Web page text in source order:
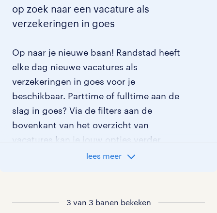
op zoek naar een vacature als
verzekeringen in goes
Op naar je nieuwe baan! Randstad heeft
elke dag nieuwe vacatures als
verzekeringen in goes voor je
beschikbaar. Parttime of fulltime aan de
slag in goes? Via de filters aan de
bovenkant van het overzicht van
vacatures kan je jouw opties verder
al onze verzekeringen vacatures
lees meer
3 van 3 banen bekeken